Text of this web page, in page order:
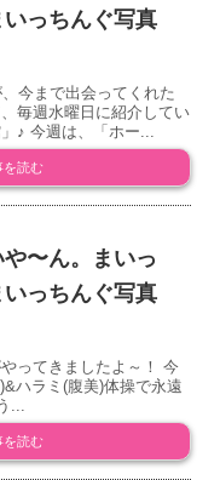
っちんぐ写真
今まで出会ってくれた
毎週水曜日に紹介してい
♪ 今週は、「ホー...
を読む
〜ん。まいっ
っちんぐ写真
ってきましたよ～！ 今
ハラミ(腹美)体操で永遠
...
を読む